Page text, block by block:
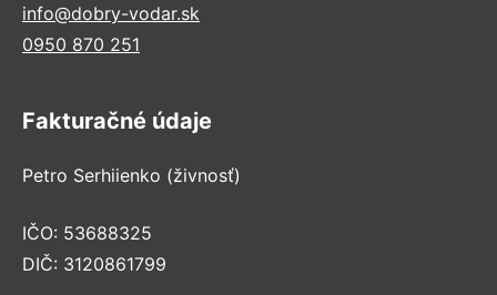
info@dobry-vodar.sk
0950 870 251
Fakturačné údaje
Petro Serhiienko (živnosť)
IČO: 53688325
DIČ: 3120861799